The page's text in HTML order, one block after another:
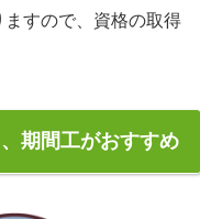
すので、資格の取得
期間工がおすすめ